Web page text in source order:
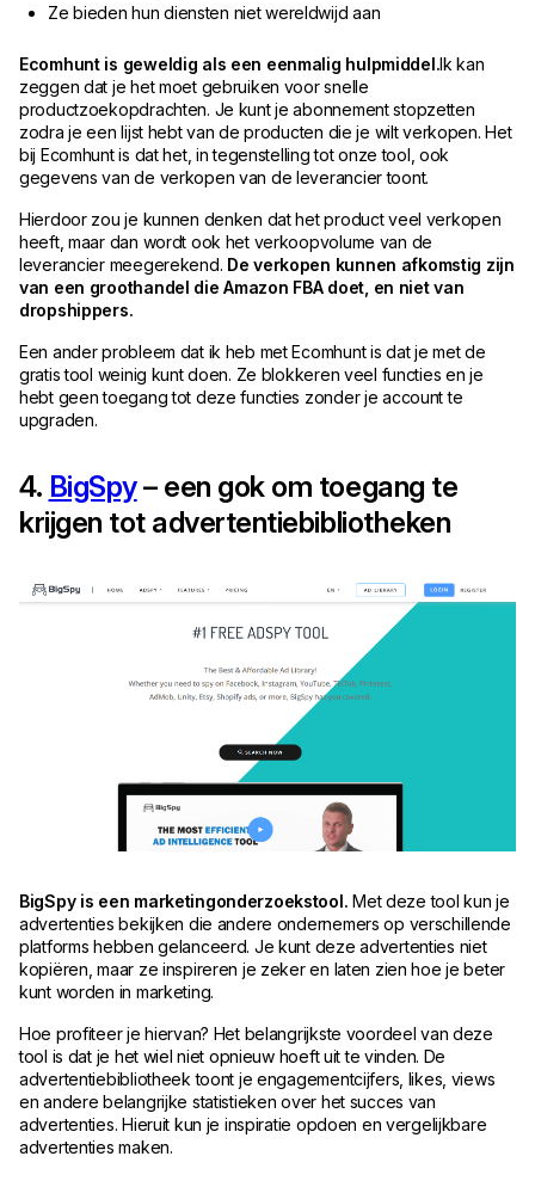
Ze bieden hun diensten niet wereldwijd aan
Ecomhunt is geweldig als een eenmalig hulpmiddel.Ik kan
zeggen dat je het moet gebruiken voor snelle
productzoekopdrachten. Je kunt je abonnement stopzetten
zodra je een lijst hebt van de producten die je wilt verkopen. Het
bij Ecomhunt is dat het, in tegenstelling tot onze tool, ook
gegevens van de verkopen van de leverancier toont.
Hierdoor zou je kunnen denken dat het product veel verkopen
heeft, maar dan wordt ook het verkoopvolume van de
leverancier meegerekend. De verkopen kunnen afkomstig zijn
van een groothandel die Amazon FBA doet, en niet van
dropshippers.
Een ander probleem dat ik heb met Ecomhunt is dat je met de
gratis tool weinig kunt doen. Ze blokkeren veel functies en je
hebt geen toegang tot deze functies zonder je account te
upgraden.
4. BigSpy– een gok om toegang te
krijgen tot advertentiebibliotheken
BigSpy is een marketingonderzoekstool. Met deze tool kun je
advertenties bekijken die andere ondernemers op verschillende
platforms hebben gelanceerd. Je kunt deze advertenties niet
kopiëren, maar ze inspireren je zeker en laten zien hoe je beter
kunt worden in marketing.
Hoe profiteer je hiervan? Het belangrijkste voordeel van deze
tool is dat je het wiel niet opnieuw hoeft uit te vinden. De
advertentiebibliotheek toont je engagementcijfers, likes, views
en andere belangrijke statistieken over het succes van
advertenties. Hieruit kun je inspiratie opdoen en vergelijkbare
advertenties maken.